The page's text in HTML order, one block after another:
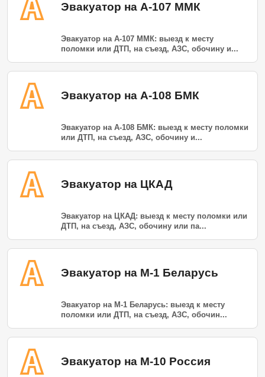
Эвакуатор на А-107 ММК
Эвакуатор на А-107 ММК: выезд к месту
поломки или ДТП, на съезд, АЗС, обочину и...
Эвакуатор на А-108 БМК
Эвакуатор на А-108 БМК: выезд к месту поломки
или ДТП, на съезд, АЗС, обочину и...
Эвакуатор на ЦКАД
Эвакуатор на ЦКАД: выезд к месту поломки или
ДТП, на съезд, АЗС, обочину или па...
Эвакуатор на М-1 Беларусь
Эвакуатор на М-1 Беларусь: выезд к месту
поломки или ДТП, на съезд, АЗС, обочин...
Эвакуатор на М-10 Россия